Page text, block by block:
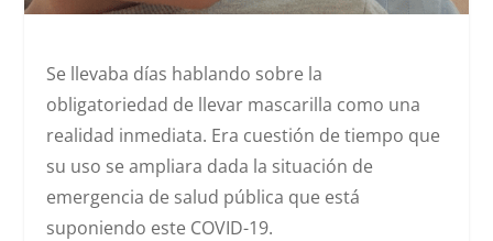
Se llevaba días hablando sobre la
obligatoriedad de llevar mascarilla como una
realidad inmediata. Era cuestión de tiempo que
su uso se ampliara dada la situación de
emergencia de salud pública que está
suponiendo este COVID-19.